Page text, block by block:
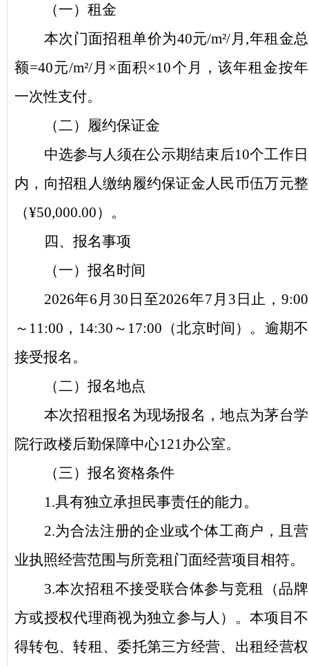
（一）租金
本次门面招租单价为40元/m²/月 ,年租金总
额=40元/m²/月 ×面积×10个月，该年租金按年
一次性支付。
（二）履约保证金
中选参与人须在公示期结束后10个工作日
内，向招租人缴纳履约保证金人民币伍万元整
（¥50,000.00）。
四、报名事项
（一） 报名时间
2026年6月30日 至2026年7月3日 止，9:00
～11:00，14:30～17:00（北京时间）。逾期不
接受报名。
（二） 报名地点
本次招租报名为现场报名，地点为茅台学
院行政楼后勤保障中心121办公室。
（三 ） 报名资格条件
1.具有独立承担民事责任的能力 。
2.为合法注册的企业或个体工商户，且营
业执照经营范围与所竞租门面经营项目相符。
3.本次招租不接受联合体参与竞租（品牌
方或授权代理商视为独立参与人）。本项目不
得转包、转租、委托第三方经营、出租经营权